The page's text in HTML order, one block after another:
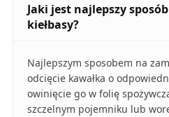
Jaki jest najlepszy
kiełbasy?
Najlepszym sposobem na
odcięcie kawałka o
owinięcie go w folię
szczelnym pojemniku lub